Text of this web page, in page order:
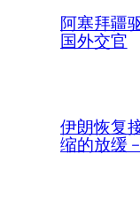
阿塞拜疆
国外交官
伊朗恢复
缩的放缓